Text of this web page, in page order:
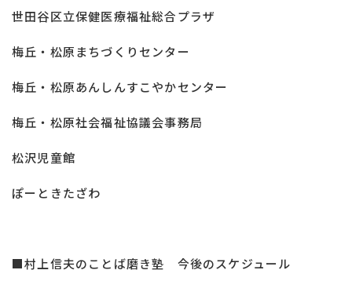
世田谷区立保健医療福祉総合プラザ
梅丘・松原まちづくりセンター
梅丘・松原あんしんすこやかセンター
梅丘・松原社会福祉協議会事務局
松沢児童館
ぽーときたざわ
■村上信夫のことば磨き塾 今後のスケジュール